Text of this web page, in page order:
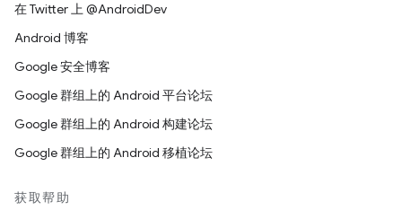
在 Twitter 上 @AndroidDev
Android 博客
Google 安全博客
Google 群组上的 Android 平台论坛
Google 群组上的 Android 构建论坛
Google 群组上的 Android 移植论坛
获取帮助